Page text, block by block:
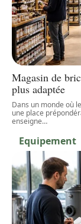
Magasin de
plus adaptée
Dans un monde où
une place
enseigne…
Equipement